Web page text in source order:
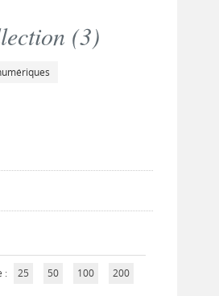
(3)
: 25 50 100 200